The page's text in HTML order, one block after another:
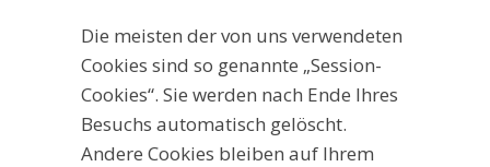
Die meisten der von uns verwendeten
Cookies sind so genannte „Session-
Cookies“. Sie werden nach Ende Ihres
Besuchs automatisch gelöscht.
Andere Cookies bleiben auf Ihrem